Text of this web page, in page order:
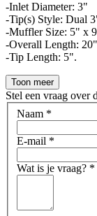
-Inlet Diameter: 3"
-Tip(s) Style: Dual
-Muffler Size: 5" x
-Overall Length:
-Tip Length: 5".
Toon meer
Stel een vraag over
Naam *
E-mail *
Wat is je vraag? *